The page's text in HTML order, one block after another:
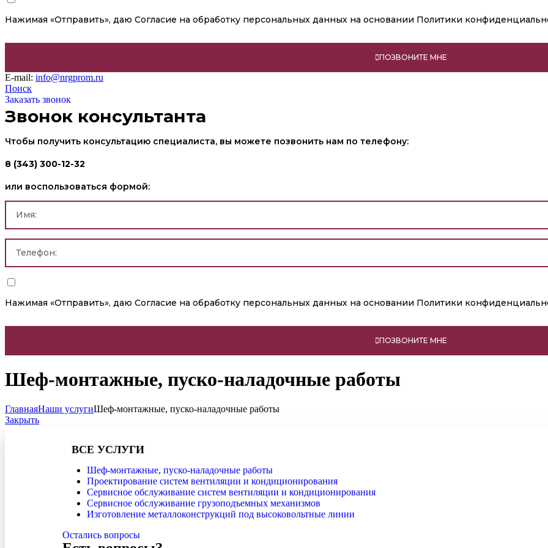
Нажимая «Отправить», даю Согласие на обработку персональных данных на основании Политики
ПОЗВОНИТЕ МНЕ
E-mail: info@nrgprom.ru
Поиск
Заказать звонок
Звонок консультанта
Чтобы получить консультацию специалиста, вы можете позвонить нам по телефону:
8 (343) 300-12-32
или воспользоваться формой:
Нажимая «Отправить», даю Согласие на обработку персональных данных на основании Политики
ПОЗВОНИТЕ МНЕ
Шеф-монтажные, пуско-наладочные работы
ГлавнаяНаши услугиШеф-монтажные, пуско-наладочные работы
Закрыть
ВСЕ УСЛУГИ
Шеф-монтажные, пуско-наладочные работы
Проектирование систем вентиляции и кондиционирования
Сервисное обслуживание систем вентиляции и кондиционирования
Сервисное обслуживание грузоподъемных механизмов
Изготовление металлоконструкций под высоковольтные линии
Остались вопросы